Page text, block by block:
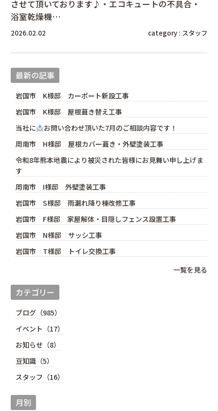
させて頂いております♪・エコキュートの不具合・
浴室乾燥機…
2026.02.02 category : スタッフ
最新の記事
岩国市 K様邸 カーポート新設工事
岩国市 K様邸 屋根葺き替え工事
当社に
お問い合わせ頂いた7月のご相談内容です！
周南市 H様邸 屋根カバー葺き・外壁塗装工事
令和8年熊本地震により被災された皆様にお見舞い申し上げま
す
周南市 I様邸 外壁塗装工事
岩国市 S様邸 雨漏れ降り棟改修工事
岩国市 F様邸 家屋解体・目隠しフェンス設置工事
岩国市 N様邸 サッシ工事
岩国市 T様邸 トイレ交換工事
一覧を見る
カテゴリー
ブログ（985）
イベント（17）
お知らせ（8）
豆知識（5）
スタッフ（16）
月別